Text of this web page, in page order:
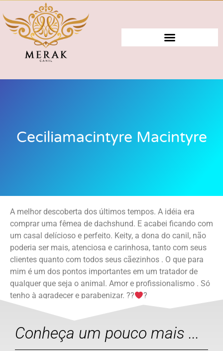
Ceciliamacintyre Macintyre
A melhor descoberta dos últimos tempos. A idéia era
comprar uma fêmea de dachshund. E acabei ficando com
um casal delícioso e perfeito. Keity, a dona do canil, não
poderia ser mais, atenciosa e carinhosa, tanto com seus
clientes quanto com todos seus cãezinhos . O que para
mim é um dos pontos importantes em um tratador de
qualquer que seja o animal. Amor e profissionalismo . Só
tenho à agradecer e parabenizar. ??
?
Conheça um pouco mais ...